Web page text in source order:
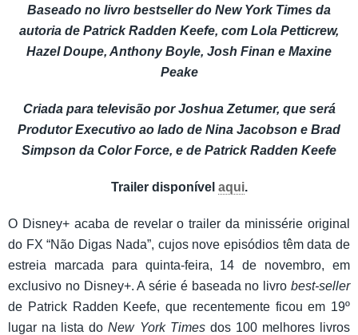
Baseado no livro bestseller do New York Times da
autoria de Patrick Radden Keefe, com Lola Petticrew,
Hazel Doupe, Anthony Boyle, Josh Finan e Maxine
Peake
Criada para televisão por Joshua Zetumer, que será
Produtor Executivo ao lado de Nina Jacobson e Brad
Simpson da Color Force, e de Patrick Radden Keefe
Trailer disponível aqui.
O Disney+ acaba de revelar o trailer da minissérie original
do FX “Não Digas Nada”, cujos nove episódios têm data de
estreia marcada para quinta-feira, 14 de novembro, em
exclusivo no Disney+. A série é baseada no livro best-seller
de Patrick Radden Keefe, que recentemente ficou em 19º
lugar na lista doNew York Timesdos 100 melhores livros